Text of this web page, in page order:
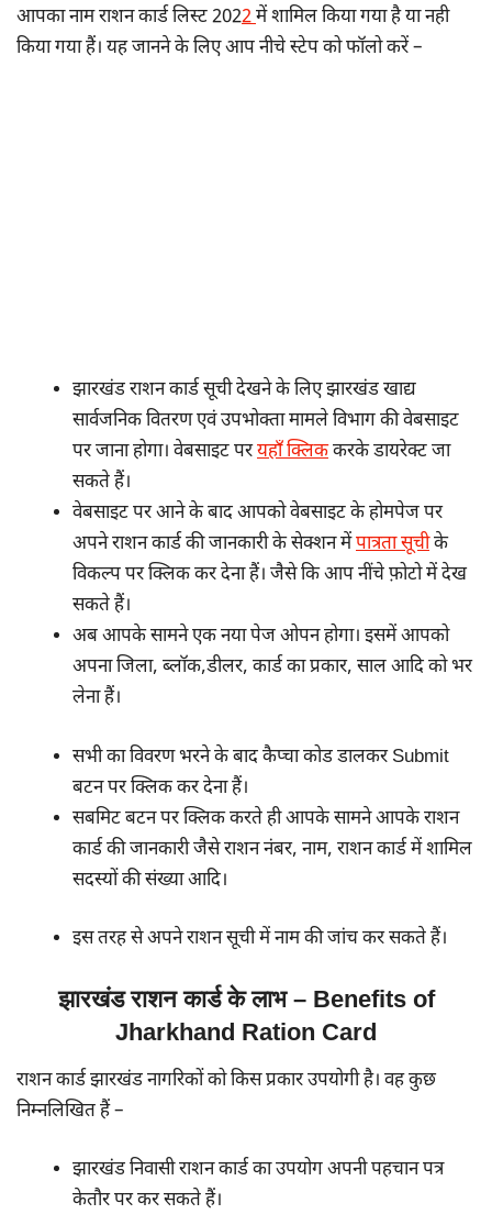
आपका नाम राशन कार्ड लिस्ट 2022में शामिल किया गया है या नही
किया गया हैं। यह जानने के लिए आप नीचे स्टेप को फॉलो करें –
झारखंड राशन कार्ड सूची देखने के लिए झारखंड खाद्य
सार्वजनिक वितरण एवं उपभोक्ता मामले विभाग की वेबसाइट
पर जाना होगा। वेबसाइट परयहाँ क्लिककरके डायरेक्ट जा
सकते हैं।
वेबसाइट पर आने के बाद आपको वेबसाइट के होमपेज पर
अपने राशन कार्ड की जानकारी के सेक्शन मेंपात्रता सूचीके
विकल्प पर क्लिक कर देना हैं। जैसे कि आप नींचे फ़ोटो में देख
सकते हैं।
अब आपके सामने एक नया पेज ओपन होगा। इसमें आपको
अपना जिला, ब्लॉक,डीलर, कार्ड का प्रकार, साल आदि को भर
लेना हैं।
सभी का विवरण भरने के बाद कैप्चा कोड डालकर Submit
बटन पर क्लिक कर देना हैं।
सबमिट बटन पर क्लिक करते ही आपके सामने आपके राशन
कार्ड की जानकारी जैसे राशन नंबर, नाम, राशन कार्ड में शामिल
सदस्यों की संख्या आदि।
इस तरह से अपने राशन सूची में नाम की जांच कर सकते हैं।
झारखंड राशन कार्ड के लाभ – Benefits of
Jharkhand Ration Card
राशन कार्ड झारखंड नागरिकों को किस प्रकार उपयोगी है। वह कुछ
निम्नलिखित हैं –
झारखंड निवासी राशन कार्ड का उपयोग अपनी पहचान पत्र
केतौर पर कर सकते हैं।